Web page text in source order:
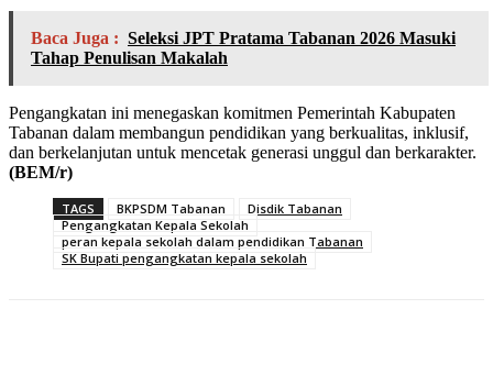
Baca Juga : Seleksi JPT Pratama Tabanan 2026 Masuki
Tahap Penulisan Makalah
Pengangkatan ini menegaskan komitmen Pemerintah Kabupaten
Tabanan dalam membangun pendidikan yang berkualitas, inklusif,
dan berkelanjutan untuk mencetak generasi unggul dan berkarakter.
(BEM/r)
TAGS BKPSDM Tabanan
Disdik Tabanan
Pengangkatan Kepala Sekolah
peran kepala sekolah dalam pendidikan Tabanan
SK Bupati pengangkatan kepala sekolah